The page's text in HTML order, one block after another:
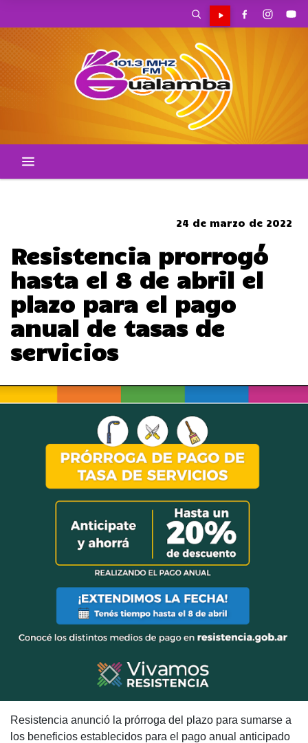
24 de marzo de 2022
Resistencia prorrogó
hasta el 8 de abril el
plazo para el pago
anual de tasas de
servicios
Resistencia anunció la prórroga del plazo para sumarse a
los beneficios establecidos para el pago anual anticipado